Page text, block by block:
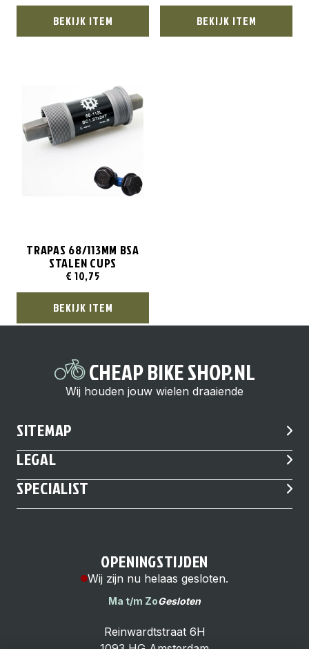
BEKIJK ITEM BEKIJK ITEM
TRAPAS 68/113MM BSA
STALEN CUPS
€ 10,75
BEKIJK ITEM
CHEAP BIKE SHOP.NL
Wij houden jouw wielen draaiende
SITEMAP
LEGAL
SPECIALIST
OPENINGSTIJDEN
Wij zijn nu helaas gesloten.
Ma t/m ZoGesloten
Reinwardtstraat 6H
1093 HG Amsterdam